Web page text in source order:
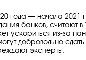
года — начала 2021
банков, считают
ускориться из-за
добровольно сдать
эксперты.